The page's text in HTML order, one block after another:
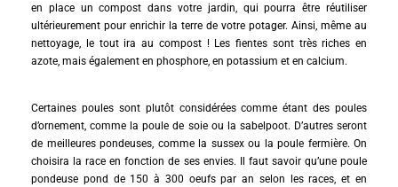
en place un compost dans votre jardin, qui pourra être réutiliser
ultérieurement pour enrichir la terre de votre potager. Ainsi, même au
nettoyage, le tout ira au compost ! Les fientes sont très riches en
azote, mais également en phosphore, en potassium et en calcium.
Certaines poules sont plutôt considérées comme étant des poules
d’ornement, comme la poule de soie ou la sabelpoot. D’autres seront
de meilleures pondeuses, comme la sussex ou la poule fermière. On
choisira la race en fonction de ses envies. Il faut savoir qu’une poule
pondeuse pond de 150 à 300 oeufs par an selon les races, et en